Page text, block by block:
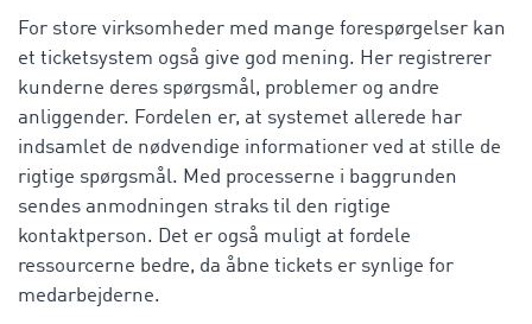
For store virksomheder med mange forespørgelser kan
et ticketsystem også give god mening. Her registrerer
kunderne deres spørgsmål, problemer og andre
anliggender. Fordelen er, at systemet allerede har
indsamlet de nødvendige informationer ved at stille de
rigtige spørgsmål. Med processerne i baggrunden
sendes anmodningen straks til den rigtige
kontaktperson. Det er også muligt at fordele
ressourcerne bedre, da åbne tickets er synlige for
medarbejderne.